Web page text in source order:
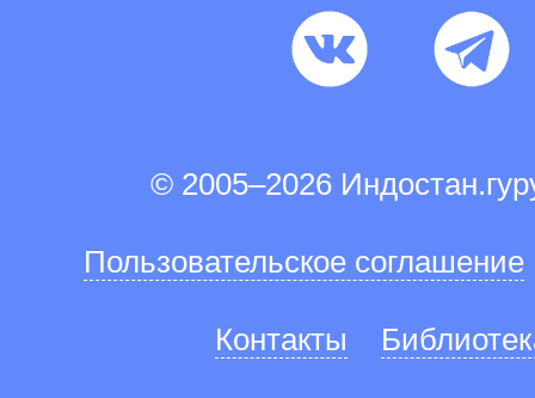
© 2005–2026
Пользовательское соглашение
Контакты